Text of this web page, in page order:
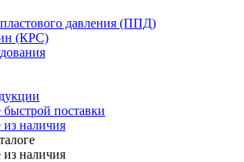
давления (ППД)
(КРС)
поставки
наличия
наличия